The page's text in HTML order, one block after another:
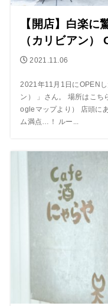
【開店】白楽に
（カリビアン）
2021.11.06
2021年11月1日にOPEN
ン） 」さん。 場所はこち
ogleマップより） 店頭に
ム満点…！ ルー...